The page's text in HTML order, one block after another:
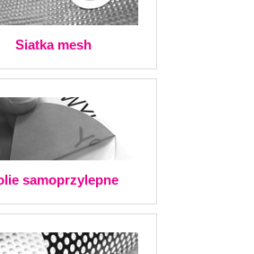
Siatka mesh
samoprzylepne